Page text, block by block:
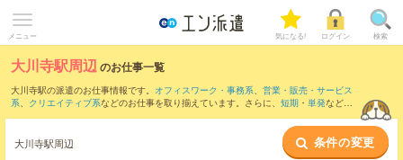
メニュー 気になる! ログイン 検索
大川寺駅周辺のお仕事一覧
大川寺駅の派遣のお仕事情報です。 オフィスワーク・事務系、 営業・販売・サービス
系、 クリエイティブ系などのお仕事を取り揃えています。さらに、 短期 ・ 単発などの
また、富山駅・ 上市駅
など近隣駅
のお仕事もご確認いただけます。
大川寺駅周辺 条件の変更